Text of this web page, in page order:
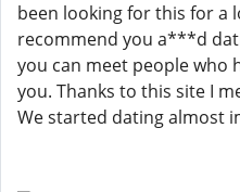
been looking for this for a
recommend you a***d
you can meet people who
you. Thanks to this site I
We started dating almost